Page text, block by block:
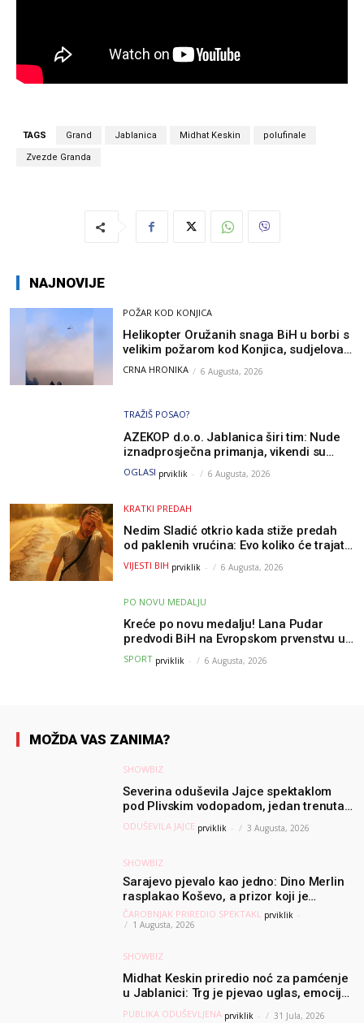
TAGS Grand Jablanica Midhat Keskin polufinale
Zvezde Granda
NAJNOVIJE
POŽAR KOD KONJICA
Helikopter Oružanih snaga BiH u borbi s
velikim požarom kod Konjica, sudjelovao
i Air Tractor
CRNA HRONIKA 6 Augusta, 2026
TRAŽIŠ POSAO?
AZEKOP d.o.o. Jablanica širi tim: Nude
iznadprosječna primanja, vikendi su
slobodni, traži se više radnika
OGLASI prviklik - 6 Augusta, 2026
KRATKI PREDAH
Nedim Sladić otkrio kada stiže predah
od paklenih vrućina: Evo koliko će trajati
osvježenje u BiH
VIJESTI BIH prviklik - 6 Augusta, 2026
PO NOVU MEDALJU
Kreće po novu medalju! Lana Pudar
predvodi BiH na Evropskom prvenstvu u
Parizu
SPORT prviklik - 6 Augusta, 2026
MOŽDA VAS ZANIMA?
SHOWBIZ
Severina oduševila Jajce spektaklom
pod Plivskim vodopadom, jedan trenutak
posebno je dirnuo publiku
ODUŠEVILA JAJCE prviklik - 3 Augusta, 2026
SHOWBIZ
Sarajevo pjevalo kao jedno: Dino Merlin
rasplakao Koševo, a prizor koji je
uslijedio dugo će se pamtiti – hiljade
ljudi pjevalo “Ljiljane”
ČAROBNJAK PRIREDIO SPEKTAKL prviklik -
1 Augusta, 2026
SHOWBIZ
Midhat Keskin priredio noć za pamćenje
u Jablanici: Trg je pjevao uglas, emocije
preplavile rodni grad
PUBLIKA ODUŠEVLJENA prviklik - 31 Jula, 2026